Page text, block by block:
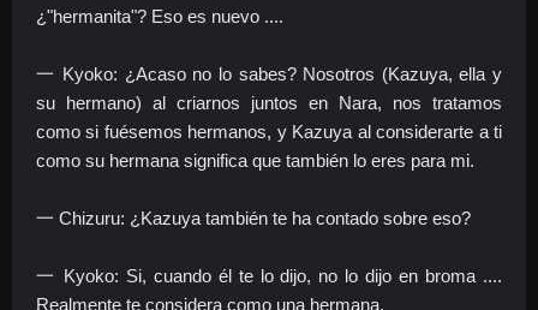
¿"hermanita"? Eso es nuevo ....
一 Kyoko: ¿Acaso no lo sabes? Nosotros (Kazuya, ella y
su hermano) al criarnos juntos en Nara, nos tratamos
como si fuésemos hermanos, y Kazuya al considerarte a ti
como su hermana significa que también lo eres para mi.
一 Chizuru: ¿Kazuya también te ha contado sobre eso?
一 Kyoko: Si, cuando él te lo dijo, no lo dijo en broma ....
Realmente te considera como una hermana.